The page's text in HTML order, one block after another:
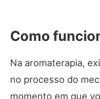
Como
Na aromaterapia,
no processo do
momento em que